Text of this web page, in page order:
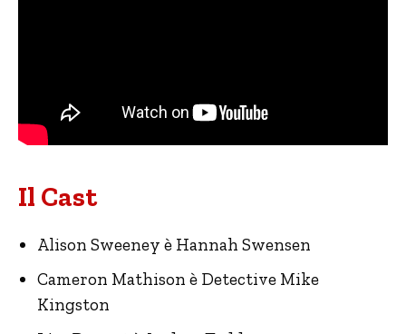
Il Cast
Alison Sweeney è Hannah Swensen
Cameron Mathison è Detective Mike
Kingston